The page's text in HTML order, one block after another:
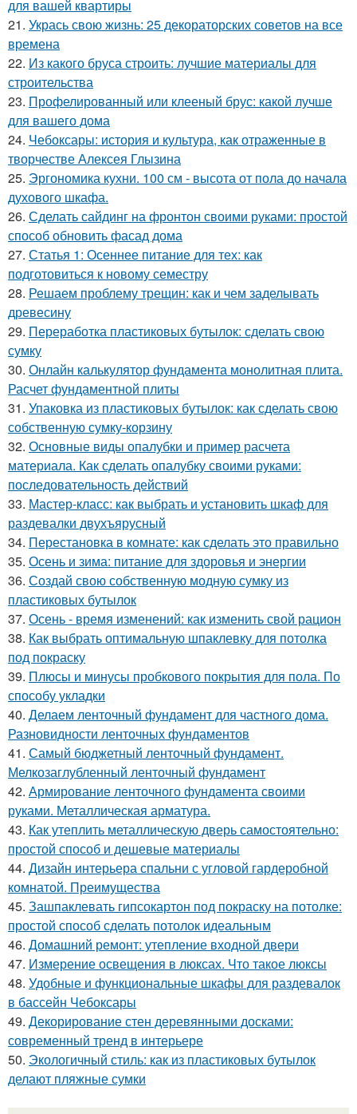
для вашей квартиры
21. Укрась свою жизнь: 25 декораторских советов на все
времена
22. Из какого бруса строить: лучшие материалы для
строительства
23. Профелированный или клееный брус: какой лучше
для вашего дома
24. Чебоксары: история и культура, как отраженные в
творчестве Алексея Глызина
25. Эргономика кухни. 100 см - высота от пола до начала
духового шкафа.
26. Сделать сайдинг на фронтон своими руками: простой
способ обновить фасад дома
27. Статья 1: Осеннее питание для тех: как
подготовиться к новому семестру
28. Решаем проблему трещин: как и чем заделывать
древесину
29. Переработка пластиковых бутылок: сделать свою
сумку
30. Онлайн калькулятор фундамента монолитная плита.
Расчет фундаментной плиты
31. Упаковка из пластиковых бутылок: как сделать свою
собственную сумку-корзину
32. Основные виды опалубки и пример расчета
материала. Как сделать опалубку своими руками:
последовательность действий
33. Мастер-класс: как выбрать и установить шкаф для
раздевалки двухъярусный
34. Перестановка в комнате: как сделать это правильно
35. Осень и зима: питание для здоровья и энергии
36. Создай свою собственную модную сумку из
пластиковых бутылок
37. Осень - время изменений: как изменить свой рацион
38. Как выбрать оптимальную шпаклевку для потолка
под покраску
39. Плюсы и минусы пробкового покрытия для пола. По
способу укладки
40. Делаем ленточный фундамент для частного дома.
Разновидности ленточных фундаментов
41. Самый бюджетный ленточный фундамент.
Мелкозаглубленный ленточный фундамент
42. Армирование ленточного фундамента своими
руками. Металлическая арматура.
43. Как утеплить металлическую дверь самостоятельно:
простой способ и дешевые материалы
44. Дизайн интерьера спальни с угловой гардеробной
комнатой. Преимущества
45. Зашпаклевать гипсокартон под покраску на потолке:
простой способ сделать потолок идеальным
46. Домашний ремонт: утепление входной двери
47. Измерение освещения в люксах. Что такое люксы
48. Удобные и функциональные шкафы для раздевалок
в бассейн Чебоксары
49. Декорирование стен деревянными досками:
современный тренд в интерьере
50. Экологичный стиль: как из пластиковых бутылок
делают пляжные сумки